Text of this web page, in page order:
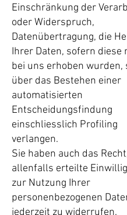
Einschränkung der
oder Widerspruch,
Datenübertragung, die
Ihrer Daten, sofern diese
bei uns erhoben wurden,
über das Bestehen einer
automatisierten
Entscheidungsfindung
einschliesslich Profiling
verlangen.
Sie haben auch das
allenfalls erteilte
zur Nutzung Ihrer
personenbezogenen
jederzeit zu widerrufen.